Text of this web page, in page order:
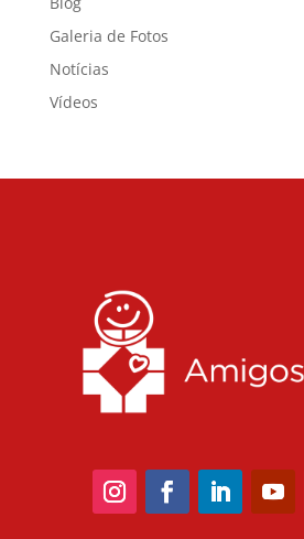
Galeria de Fotos
Notícias
Vídeos